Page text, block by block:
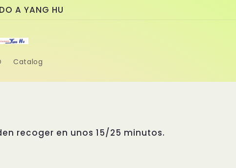
A YANG HU
Catalog
recoger en unos 15/25 minutos.